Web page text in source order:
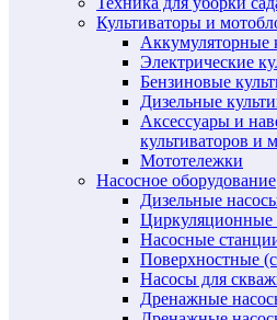
Культиваторы и
Аккумуляторные
Электрические
Бензиновые
Дизельные
Аксессуары и
культиваторов и
Мототележки
Насосное оборудование
Дизельные
Циркуляционные
Насосные
Поверхностные
Насосы для
Дренажные